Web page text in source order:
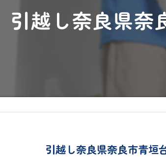
引越し奈良県奈
引越し奈良県奈良市青垣